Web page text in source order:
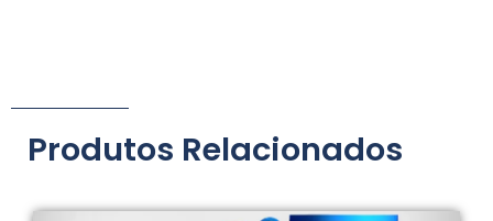
Produtos Relacionados